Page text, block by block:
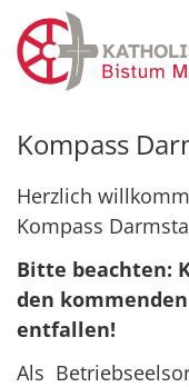
Zum Inhalt springen
Kompass
Herzlich
Kompass
Bitte beachten:
den
entfallen!
Als